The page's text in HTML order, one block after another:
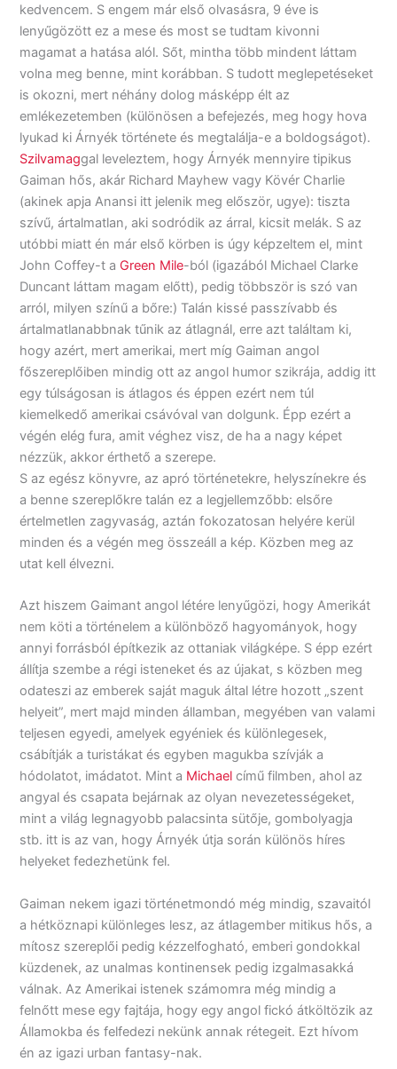
kedvencem. S engem már első olvasásra, 9 éve is
lenyűgözött ez a mese és most se tudtam kivonni
magamat a hatása alól. Sőt, mintha több mindent láttam
volna meg benne, mint korábban. S tudott meglepetéseket
is okozni, mert néhány dolog másképp élt az
emlékezetemben (különösen a befejezés, meg hogy hova
lyukad ki Árnyék története és megtalálja-e a boldogságot).
Szilvamaggal leveleztem, hogy Árnyék mennyire tipikus
Gaiman hős, akár Richard Mayhew vagy Kövér Charlie
(akinek apja Anansi itt jelenik meg először, ugye): tiszta
szívű, ártalmatlan, aki sodródik az árral, kicsit melák. S az
utóbbi miatt én már első körben is úgy képzeltem el, mint
John Coffey-t a Green Mile-ból (igazából Michael Clarke
Duncant láttam magam előtt), pedig többször is szó van
arról, milyen színű a bőre:) Talán kissé passzívabb és
ártalmatlanabbnak tűnik az átlagnál, erre azt találtam ki,
hogy azért, mert amerikai, mert míg Gaiman angol
főszereplőiben mindig ott az angol humor szikrája, addig itt
egy túlságosan is átlagos és éppen ezért nem túl
kiemelkedő amerikai csávóval van dolgunk. Épp ezért a
végén elég fura, amit véghez visz, de ha a nagy képet
nézzük, akkor érthető a szerepe.
S az egész könyvre, az apró történetekre, helyszínekre és
a benne szereplőkre talán ez a legjellemzőbb: elsőre
értelmetlen zagyvaság, aztán fokozatosan helyére kerül
minden és a végén meg összeáll a kép. Közben meg az
utat kell élvezni.
Azt hiszem Gaimant angol létére lenyűgözi, hogy Amerikát
nem köti a történelem a különböző hagyományok, hogy
annyi forrásból építkezik az ottaniak világképe. S épp ezért
állítja szembe a régi isteneket és az újakat, s közben meg
odateszi az emberek saját maguk által létre hozott „szent
helyeit”, mert majd minden államban, megyében van valami
teljesen egyedi, amelyek egyéniek és különlegesek,
csábítják a turistákat és egyben magukba szívják a
hódolatot, imádatot. Mint a Michael című filmben, ahol az
angyal és csapata bejárnak az olyan nevezetességeket,
mint a világ legnagyobb palacsinta sütője, gombolyagja
stb. itt is az van, hogy Árnyék útja során különös híres
helyeket fedezhetünk fel.
Gaiman nekem igazi történetmondó még mindig, szavaitól
a hétköznapi különleges lesz, az átlagember mitikus hős, a
mítosz szereplői pedig kézzelfogható, emberi gondokkal
küzdenek, az unalmas kontinensek pedig izgalmasakká
válnak. Az Amerikai istenek számomra még mindig a
felnőtt mese egy fajtája, hogy egy angol fickó átköltözik az
Államokba és felfedezi nekünk annak rétegeit. Ezt hívom
én az igazi urban fantasy-nak.